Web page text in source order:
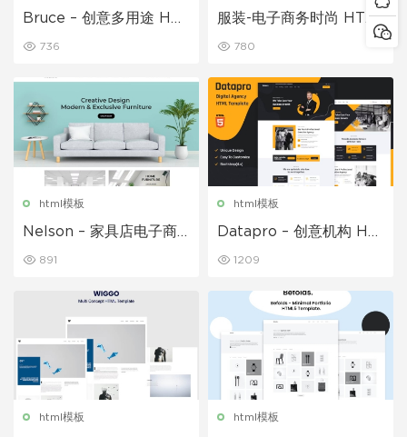
Bruce – 创意多用途 HT
736
服装-电子商务时尚 HTM
780
html模板
Nelson – 家具店电子商
891
html模板
Datapro – 创意机构 HT
1209
html模板 html模板